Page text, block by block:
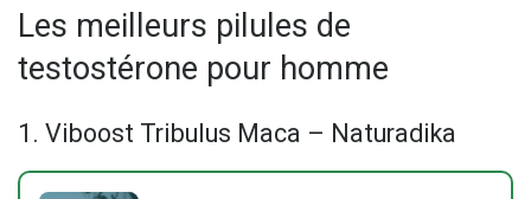
Les meilleurs pilules de
testostérone pour homme
1. Viboost Tribulus Maca – Naturadika